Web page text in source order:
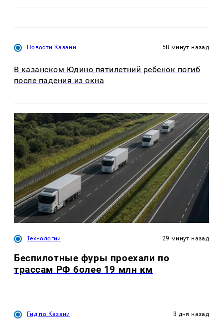
Новости Казани 58 минут назад
В казанском Юдино пятилетний ребенок погиб
после падения из окна
Технологии 29 минут назад
Беспилотные фуры проехали по
трассам РФ более 19 млн км
Гид по Казани 3 дня назад